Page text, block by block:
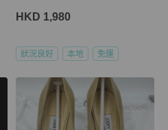
HKD 1,980
狀況良好 本地 免運